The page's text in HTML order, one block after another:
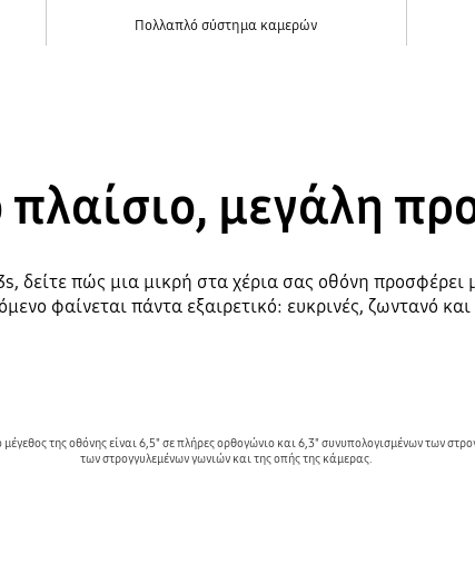
Πολλαπλό σύστημα καμερών
μεγάλη
πώς μια μικρή στα χέρια σας οθόνη προσφέρει
φαίνεται πάντα εξαιρετικό: ευκρινές, ζωντανό
της οθόνης είναι 6,5" σε πλήρες ορθογώνιο και 6,3" συνυπολογισμένων των
των στρογγυλεμένων γωνιών και της οπής της κάμερας.